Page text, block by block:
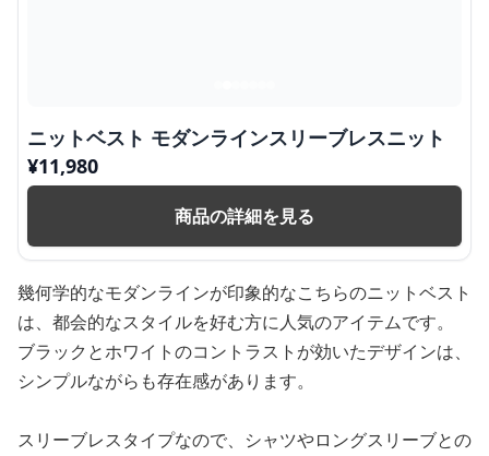
ニットベスト モダンラインスリーブレスニット
¥11,980
商品の詳細を見る
幾何学的なモダンラインが印象的なこちらのニットベスト
は、都会的なスタイルを好む方に人気のアイテムです。
ブラックとホワイトのコントラストが効いたデザインは、
シンプルながらも存在感があります。
スリーブレスタイプなので、シャツやロングスリーブとの